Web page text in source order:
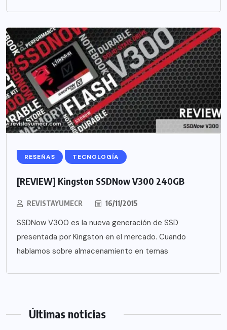
RESEÑAS TECNOLOGÍA
[REVIEW] Kingston SSDNow V300 240GB
REVISTAYUMECR 16/11/2015
SSDNow V300 es la nueva generación de SSD
presentada por Kingston en el mercado. Cuando
hablamos sobre almacenamiento en temas
Últimas noticias